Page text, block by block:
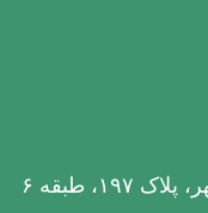
طبقه ۶